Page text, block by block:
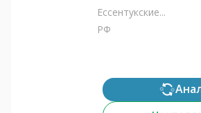
Ессентукские...
РФ